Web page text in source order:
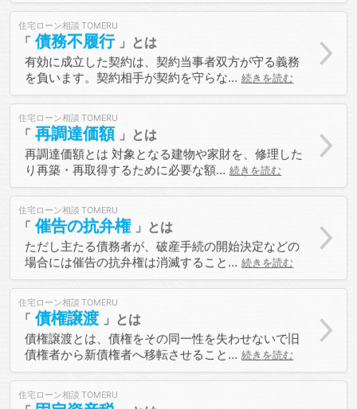
住宅ローン相談
債務不履行
有効に成立した契約は、契約当事者双方が守る義務
を負います。契約相手が契約を守らな… 続きを読む
住宅ローン相談
再調達価額
再調達価額とは 対象となる建物や家財を、修理した
り再築・再取得するために必要な額… 続きを読む
住宅ローン相談
催告の抗弁権
ただし主たる債務者が、破産手続の開始決定などの
場合には催告の抗弁権は消滅すること… 続きを読む
住宅ローン相談
債権譲渡
債権譲渡とは、債権をその同一性を失わせないで旧
債権者から新債権者へ移転させること… 続きを読む
住宅ローン相談